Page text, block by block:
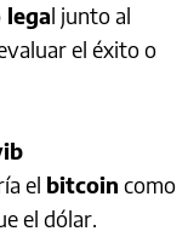
legal junto al
el éxito o
el bitcoin como
el dólar.